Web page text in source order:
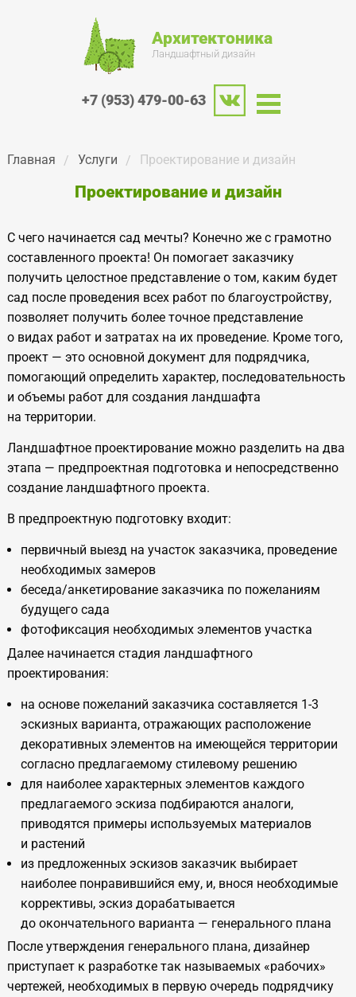
Архитектоника
Ландшафтный дизайн
+7 (953) 479-00-63
Главная Услуги Проектирование и дизайн
Проектирование и дизайн
С чего начинается сад мечты? Конечно же с грамотно
составленного проекта! Он помогает заказчику
получить целостное представление о том, каким будет
сад после проведения всех работ по благоустройству,
позволяет получить более точное представление
о видах работ и затратах на их проведение. Кроме того,
проект — это основной документ для подрядчика,
помогающий определить характер, последовательность
и объемы работ для создания ландшафта
на территории.
Ландшафтное проектирование можно разделить на два
этапа — предпроектная подготовка и непосредственно
создание ландшафтного проекта.
В предпроектную подготовку входит:
первичный выезд на участок заказчика, проведение
необходимых замеров
беседа/анкетирование заказчика по пожеланиям
будущего сада
фотофиксация необходимых элементов участка
Далее начинается стадия ландшафтного
проектирования:
на основе пожеланий заказчика составляется 1-3
эскизных варианта, отражающих расположение
декоративных элементов на имеющейся территории
согласно предлагаемому стилевому решению
для наиболее характерных элементов каждого
предлагаемого эскиза подбираются аналоги,
приводятся примеры используемых материалов
и растений
из предложенных эскизов заказчик выбирает
наиболее понравившийся ему, и, внося необходимые
коррективы, эскиз дорабатывается
до окончательного варианта — генерального плана
После утверждения генерального плана, дизайнер
приступает к разработке так называемых «рабочих»
чертежей, необходимых в первую очередь подрядчику